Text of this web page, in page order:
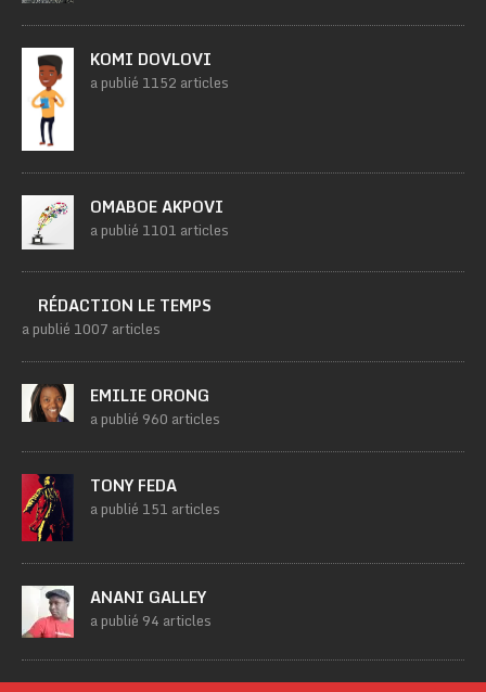
KOMI DOVLOVI
a publié 1152 articles
OMABOE AKPOVI
a publié 1101 articles
RÉDACTION LE TEMPS
a publié 1007 articles
EMILIE ORONG
a publié 960 articles
TONY FEDA
a publié 151 articles
ANANI GALLEY
a publié 94 articles